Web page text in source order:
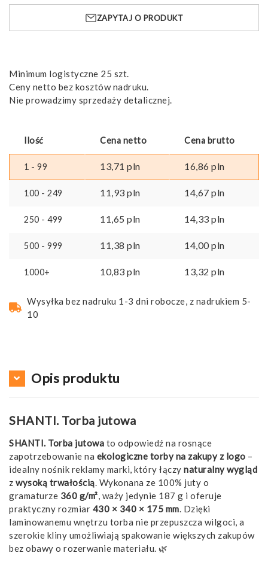
krótkimi
ZAPYTAJ O PRODUKT
Minimum logistyczne 25 szt.
Ceny netto bez kosztów nadruku.
Nie prowadzimy sprzedaży detalicznej.
Ilość Cena netto Cena brutto
1 - 99 13,71 pln 16,86 pln
100 - 249 11,93 pln 14,67 pln
250 - 499 11,65 pln 14,33 pln
500 - 999 11,38 pln 14,00pln
1000+ 10,83 pln 13,32 pln
Wysyłka bez nadruku 1-3 dni robocze, z nadrukiem 5-
10
Opis produktu
SHANTI. Torba jutowa
SHANTI. Torba jutowa to odpowiedź na rosnące
zapotrzebowanie na ekologiczne torby na zakupy z logo –
idealny nośnik reklamy marki, który łączy naturalny wygląd
z wysoką trwałością. Wykonana ze 100% juty o
gramaturze 360 g/m², waży jedynie 187 g i oferuje
praktyczny rozmiar 430 × 340 × 175 mm. Dzięki
laminowanemu wnętrzu torba nie przepuszcza wilgoci, a
szerokie kliny umożliwiają spakowanie większych zakupów
bez obawy o rozerwanie materiału. 🌿